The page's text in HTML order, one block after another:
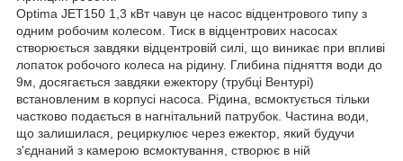
Optima JET150 1,3 кВт чавун це насос відцентрового типу з
одним робочим колесом. Тиск в відцентрових насосах
створюється завдяки відцентровій силі, що виникає при впливі
лопаток робочого колеса на рідину. Глибина підняття води до
9м, досягається завдяки ежектору (трубці Вентурі)
встановленим в корпусі насоса. Рідина, всмоктується тільки
частково подається в нагнітальний патрубок. Частина води,
що залишилася, рециркулює через ежектор, який будучи
з'єднаний з камерою всмоктування, створює в ній